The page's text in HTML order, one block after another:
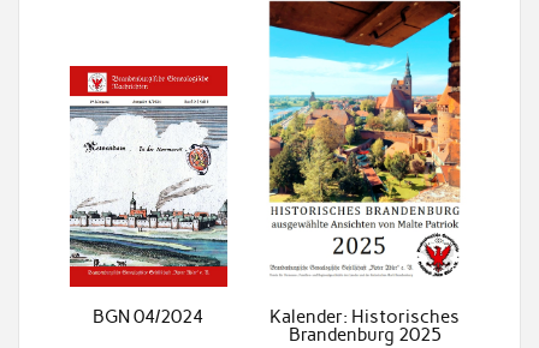
BGN 04/2024
Kalender: Historisches
Brandenburg 2025